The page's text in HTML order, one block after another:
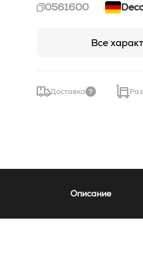
0561600
Все
Доставка
Описание